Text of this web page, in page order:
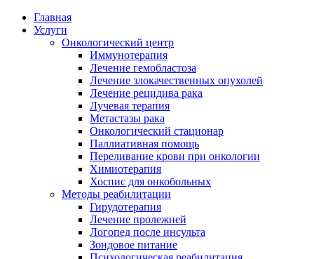
Главная
Услуги
Онкологический центр
Иммунотерапия
Лечение гемобластоза
Лечение злокачественных опухолей
Лечение рецидива рака
Лучевая терапия
Метастазы рака
Онкологический стационар
Паллиативная помощь
Переливание крови при онкологии
Химиотерапия
Хоспис для онкобольных
Методы реабилитации
Гирудотерапия
Лечение пролежней
Логопед после инсульта
Зондовое питание